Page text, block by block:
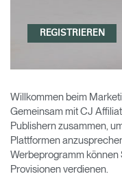
KONTAKTIEREN
Kontaktservice
Andere Region
Opens
to
Facebook
Opens
to
Twitter
Opens
to
Linkedin
Opens
to
Instagram
Opens
to to
REGISTRIEREN
Willkommen beim
Gemeinsam mit CJ
Publishern zusammen,
Plattformen
Werbeprogramm können
Provisionen verdienen.